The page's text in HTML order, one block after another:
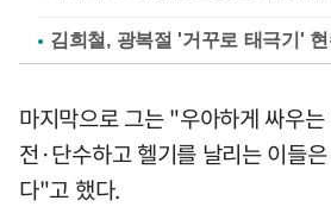
김희철, 광복절 '거꾸로 태극기'
마지막으로 그는 "우아하게 싸우
전·단수하고 헬기를 날리는 이들
다"고 했다.